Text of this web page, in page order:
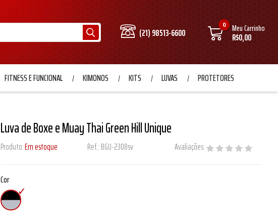
(21) 98513-6600
0 Meu Carrinho
R$0,00
FITNESS E FUNCIONAL KIMONOS KITS LUVAS PROTETORES
Luva de Boxe e Muay Thai Green Hill Unique
Produto:Em estoque Ref.:BGU-2308sv Avaliações:
Cor